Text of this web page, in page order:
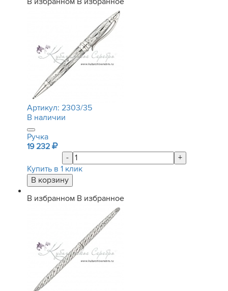
Артикул: 2303/35
В наличии
Ручка
19 232
-
+
Купить в 1 клик
В избранном В избранное